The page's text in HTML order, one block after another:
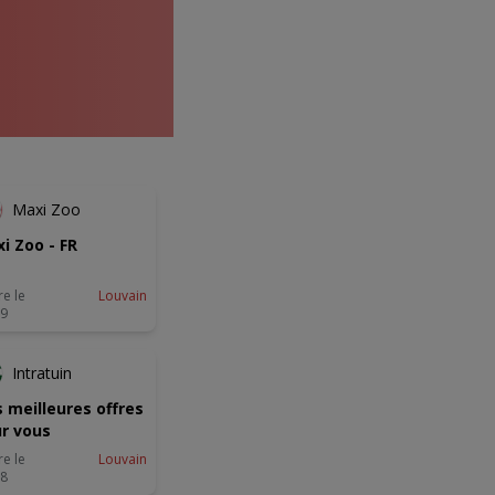
Maxi Zoo
Zoo - FR
le
Louvain
Intratuin
meilleures offres
vous
le
Louvain